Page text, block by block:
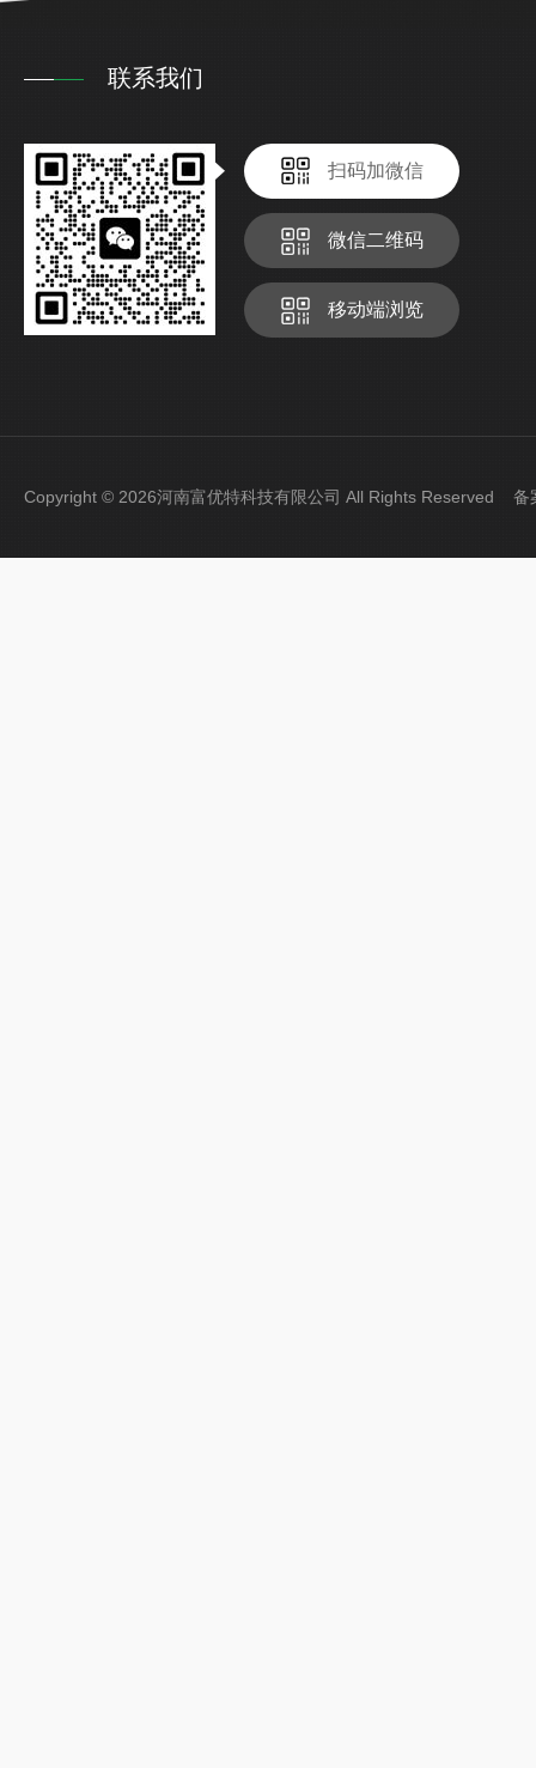
联系我们
扫码加微信
微信二维码
移动端浏览
Copyright © 2026河南富优特科技有限公司 All Rights Reserved 备